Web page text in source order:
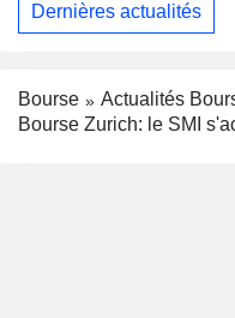
Dernières actualités
Bourse
Actualités
Bourse Zurich: le SMI